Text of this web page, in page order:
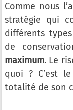
Comme nous
stratégie qui
différents
de
maximum. Le
quoi ? C’est
totalité de son